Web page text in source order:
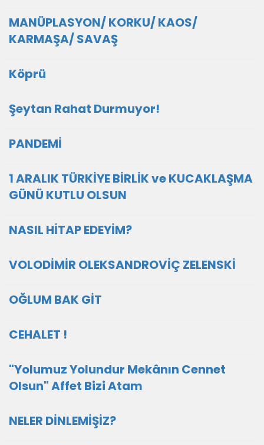
MANÜPLASYON/ KORKU/ KAOS/
KARMAŞA/ SAVAŞ
Köprü
Şeytan Rahat Durmuyor!
PANDEMİ
1 ARALIK TÜRKİYE BİRLİK ve KUCAKLAŞMA
GÜNÜ KUTLU OLSUN
NASIL HİTAP EDEYİM?
VOLODİMİR OLEKSANDROVİÇ ZELENSKİ
OĞLUM BAK GİT
CEHALET !
"Yolumuz Yolundur Mekânın Cennet
Olsun" Affet Bizi Atam
NELER DİNLEMİŞİZ?